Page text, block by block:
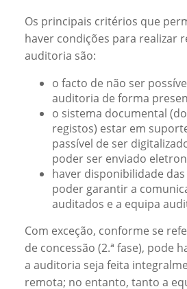
Os principais critérios que
haver condições para realizar
auditoria são:
o facto de não ser
auditoria de forma
o sistema documental
registos) estar em
passível de ser
poder ser enviado
haver disponibilidade das
poder garantir a
auditados e a equipa
Com exceção, conforme se
de concessão (2.ª fase), pode
a auditoria seja feita
remota; no entanto, tanto a